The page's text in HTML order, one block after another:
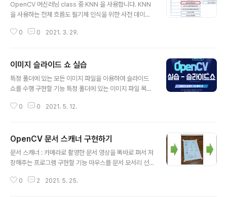
OpenCV 머신러닝 class 중 KNN 을 사용합니다. KNN
을 사용하는 전체 흐름도 필기체 인식을 위한 사전 데이터
ort cv2 oldx, oldy = -1, -1 #숫자를 그리는 mouse c
OWN: oldx, oldy = x, y elif event == cv2.EVENT_
LBUTTONUP: oldx, oldy = -1, -1 elif event == cv
2.EVENT_MOUSEMOVE: if flags & cv2.EVENT_FL
0 0 2021. 3. 29.
이미지 슬라이드 쇼 실습
특정 폴더에 있는 모든 이미지 파일을 이용하여 슬라이드
쇼를 수행 구현할 기능 특정 폴더에 있는 이미지 파일 목록
s.listdir('.\\images') img_files = [file for file in file_
jpg') 이미지를 전체 화면으로 출력하기 먼저 cv2.WIND
OW_NORMAL 속성의 창을 만든 후, cv2.setWindow
Property() 함수를 사용하여 전체 화면 속성으로 변경 cv
0 0 2021. 5. 12.
OpenCV 문서 스캐너 구현하기
문서 스캐너 : 카메라로 촬영한 문서 영상을 똑바로 펴서 저
장해주는 프로그램 구현할 기능 마우스를 문서 모서리 선
직사각형 형태로 똑바로 펴기 (투시 변환) 마우스로 문서
0 2 2021. 5. 25.